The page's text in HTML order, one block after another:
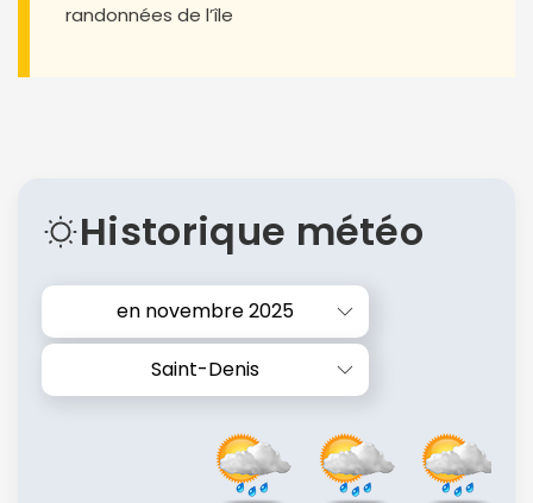
randonnées de l’île
Historique météo
en novembre 2025
Saint-Denis